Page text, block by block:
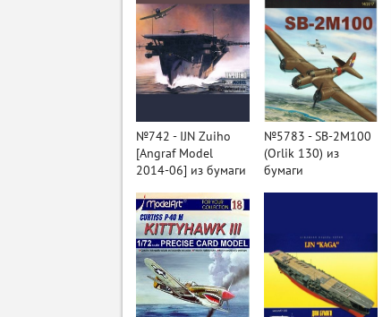
№742 - IJN Zuiho
[Angraf Model
2014-06] из бумаги
№5783 - SB-2M100
(Orlik 130) из
бумаги